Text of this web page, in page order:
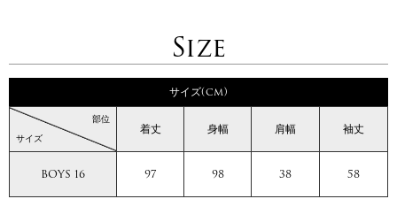
Size
サイズ(cm)
サイズ
部位
着丈 身幅 肩幅 袖丈
BOYS 16 97 98 38 58